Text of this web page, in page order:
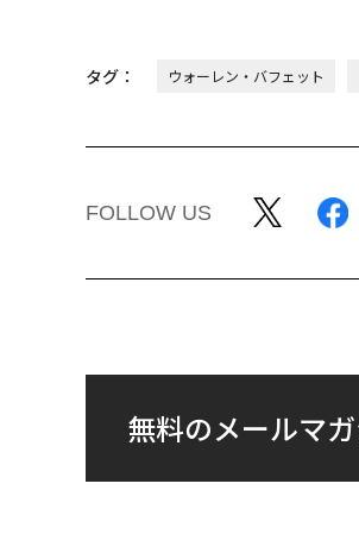
タグ： ウォーレン・バフェット
FOLLOW US
無料のメールマ